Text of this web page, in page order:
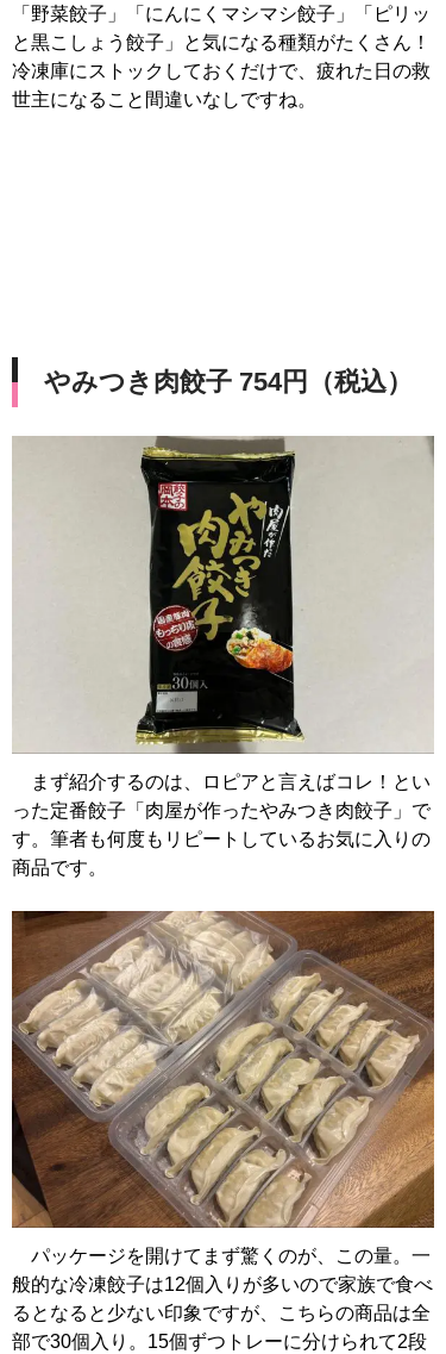
「野菜餃子」「にんにくマシマシ餃子」「ピリッ
と黒こしょう餃子」と気になる種類がたくさん！
冷凍庫にストックしておくだけで、疲れた日の救
世主になること間違いなしですね。
やみつき肉餃子 754円（税込）
まず紹介するのは、ロピアと言えばコレ！とい
った定番餃子「肉屋が作ったやみつき肉餃子」で
す。筆者も何度もリピートしているお気に入りの
商品です。
パッケージを開けてまず驚くのが、この量。一
般的な冷凍餃子は12個入りが多いので家族で食べ
るとなると少ない印象ですが、こちらの商品は全
部で30個入り。15個ずつトレーに分けられて2段